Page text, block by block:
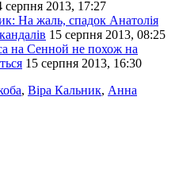
серпня 2013, 17:27
На жаль, спадок Анатолія
15 серпня 2013, 08:25
на Сенной не похож на
15 серпня 2013, 16:30
, Віра Кальник, Анна